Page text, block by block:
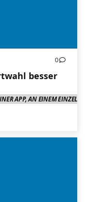
0
besser
APP, AN EINEM